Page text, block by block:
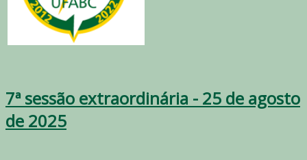
7ª sessão extraordinária - 25 de agosto
de 2025